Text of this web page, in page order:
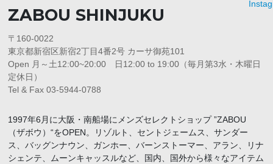
ZABOU SHINJUKU
〒160-0022
東京都新宿区新宿2丁目4番2号 カーサ御苑101
Open 月～土12:00~20:00 日12:00 to 19:00（毎月第3水・木曜日
定休日）
Tel & Fax 03-5944-0788
1997年6月に大阪・南船場にメンズセレクトショップ ”ZABOU
（ザボウ）“をOPEN。リゾルト、セントジェームス、サンダー
ス、バッグンナウン、ガンホー、バーンストーマー、アラン、リナ
シェンテ、ムーンキャッスルなど、国内、国外から様々なアイテム